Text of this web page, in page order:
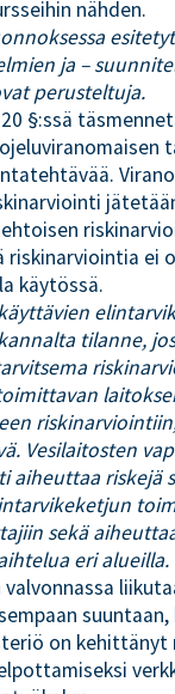
nähden.
ja –
perusteltuja.
§:ssä
riskinarviointia ei
käytössä.
tilanne,
Vesilaitosten
aiheuttaa riskejä
sekä
eri alueilla.
valvonnassa
suuntaan,
on kehittänyt